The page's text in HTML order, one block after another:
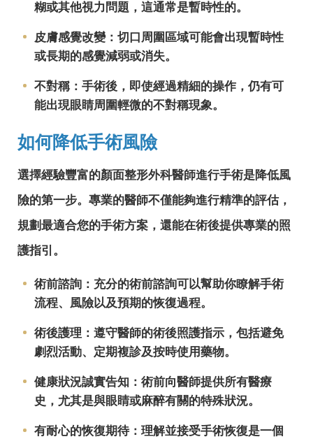
糊或其他視力問題，這通常是暫時性的。
皮膚感覺改變：切口周圍區域可能會出現暫時性
或長期的感覺減弱或消失。
不對稱：手術後，即使經過精細的操作，仍有可
能出現眼睛周圍輕微的不對稱現象。
如何降低手術風險
選擇經驗豐富的顏面整形外科醫師進行手術是降低風
險的第一步。專業的醫師不僅能夠進行精準的評估，
規劃最適合您的手術方案，還能在術後提供專業的照
護指引。
術前諮詢：充分的術前諮詢可以幫助你瞭解手術
流程、風險以及預期的恢復過程。
術後護理：遵守醫師的術後照護指示，包括避免
劇烈活動、定期複診及按時使用藥物。
健康狀況誠實告知：術前向醫師提供所有醫療
史，尤其是與眼睛或麻醉有關的特殊狀況。
有耐心的恢復期待：理解並接受手術恢復是一個